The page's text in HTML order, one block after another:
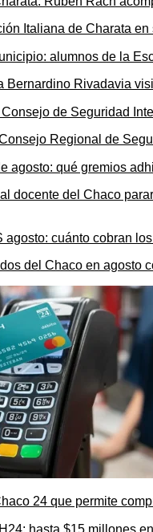
Italiana de Charata en
Bernardino Rivadavia
Regional de
docente del Chaco
del Chaco en agosto
24 que permite